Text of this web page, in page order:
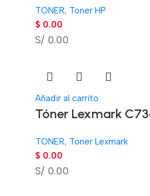
TONER, Toner HP
$ 0.00
S/ 0.00
Añadir al carrito
Tóner Lexmark
TONER, Toner Lexmark
$ 0.00
S/ 0.00